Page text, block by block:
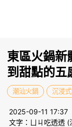
東區火鍋新
到甜點的五
潮汕火鍋 沉浸
2025-09-11 17:37
文字：ㄩㄐ吃透透 (